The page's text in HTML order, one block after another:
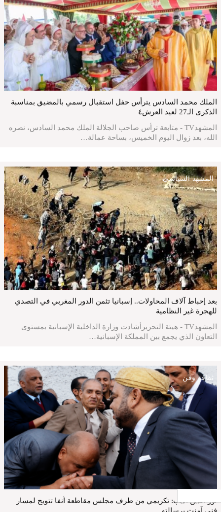
الملك محمد السادس يترأس حفل استقبال رسمي بالمضيق بمناسبة
الذكرى الـ27 لعيد العرش٤
المشهدTV - متابعة ترأس صاحب الجلالة الملك محمد السادس، نصره
الله، بعد زوال اليوم الخميس، بساحة عمالة…
المشهد السياسي
بعد إحباط آلاف المحاولات.. إسبانيا تثمن الدور المغربي في التصدي
للهجرة غير النظامية
المشهدTV - هيئة التحريرأشادت وزارة الداخلية الإسبانية بمستوى
التعاون الذي يجمع بين المملكة الإسبانية…
ثقافة وفن
نور الدين أديب: تكريمي من طرف مجلس مقاطعة أنفا تتويج لمسار
فني آمنت برسالته